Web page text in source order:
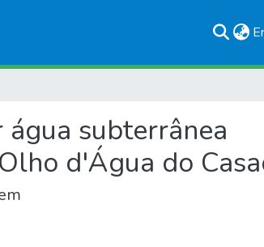
subterrânea
d'Água do